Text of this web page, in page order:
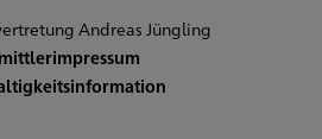
Andreas Jüngling